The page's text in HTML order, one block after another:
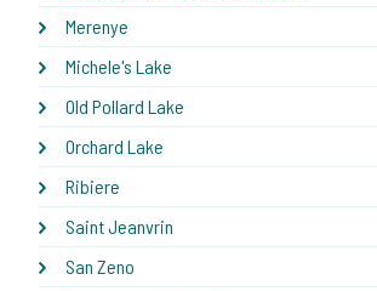
Merenye
Michele's Lake
Old Pollard Lake
Orchard Lake
Ribiere
Saint Jeanvrin
San Zeno